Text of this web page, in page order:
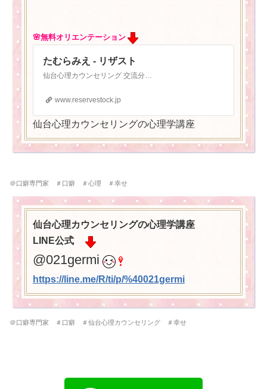
🌸無料オリエンテーション
たむらみえ - リザスト
www.reservestock.jp
仙台心理カウンセリングの心理学講座
＠口癖専門家 ＃口癖 ＃心理 ＃幸せ
仙台心理カウンセリングの心理学講座
LINE公式
@021germi
https://line.me/R/ti/p/%40021germi
＠口癖専門家 ＃口癖 ＃仙台心理カウンセリング ＃幸せ